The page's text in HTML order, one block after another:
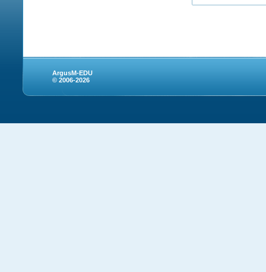
ArgusM-EDU
© 2006-2026